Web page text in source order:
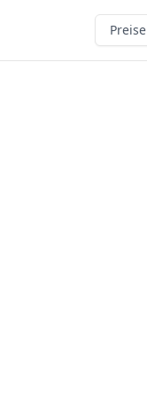
Preise